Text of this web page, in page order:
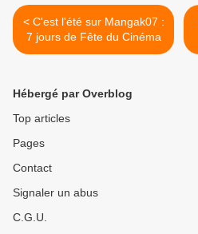
< C'est l'été sur Mangak07 :
7 jours de Fête du Cinéma
Hébergé par Overblog
Top articles
Pages
Contact
Signaler un abus
C.G.U.